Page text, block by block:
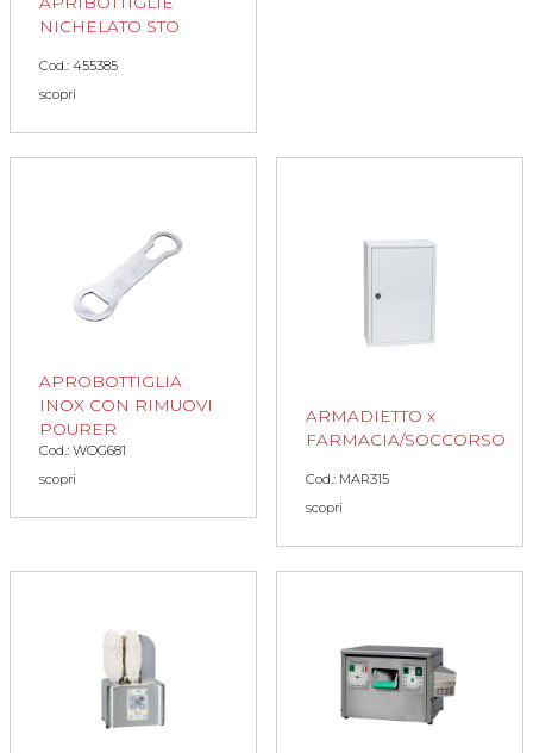
NICHELATO STO
Cod.: 455385
scopri
APROBOTTIGLIA
INOX CON RIMUOVI
POURER
Cod.: WOG681
scopri
ARMADIETTO x
FARMACIA/SOCCORSO
Cod.: MAR315
scopri